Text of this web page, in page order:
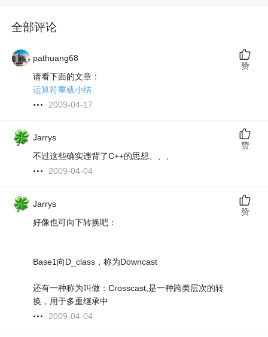
全部评论
pathuang68
请看下面的文章：
运算符重载小结
2009-04-17
赞
Jarrys
不过这些确实违背了C++的思想、、、
2009-04-04
赞
Jarrys
好像也可向下转换吧：
Base1向D_class，称为Downcast
还有一种称为叫做：Crosscast,是一种跨类层次的转
换，用于多重继承中
2009-04-04
赞